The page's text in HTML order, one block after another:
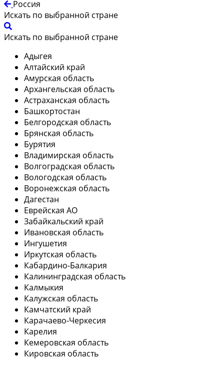
Россия
Искать по выбранной стране
Искать по выбранной стране
Адыгея
Алтайский край
Амурская область
Архангельская область
Астраханская область
Башкортостан
Белгородская область
Брянская область
Бурятия
Владимирская область
Волгоградская область
Вологодская область
Воронежская область
Дагестан
Еврейская АО
Забайкальский край
Ивановская область
Ингушетия
Иркутская область
Кабардино-Балкария
Калининградская область
Калмыкия
Калужская область
Камчатский край
Карачаево-Черкесия
Карелия
Кемеровская область
Кировская область